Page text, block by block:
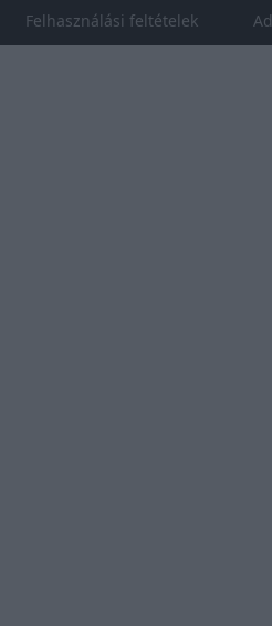
Felhasználási feltételek